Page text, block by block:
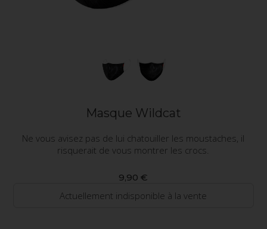
Masque Wildcat
Ne vous avisez pas de lui chatouiller les moustaches, il
risquerait de vous montrer les crocs.
9,90 €
Actuellement indisponible à la vente